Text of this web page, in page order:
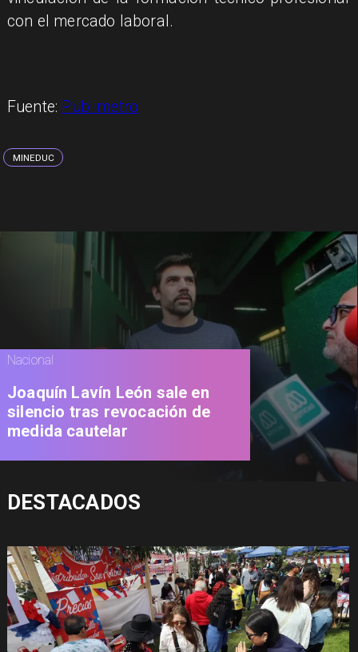
con el mercado laboral.
Fuente: Publimetro
MINEDUC
Nacional
Joaquín Lavín León sale en
silencio tras revocación de
medida cautelar
DESTACADOS